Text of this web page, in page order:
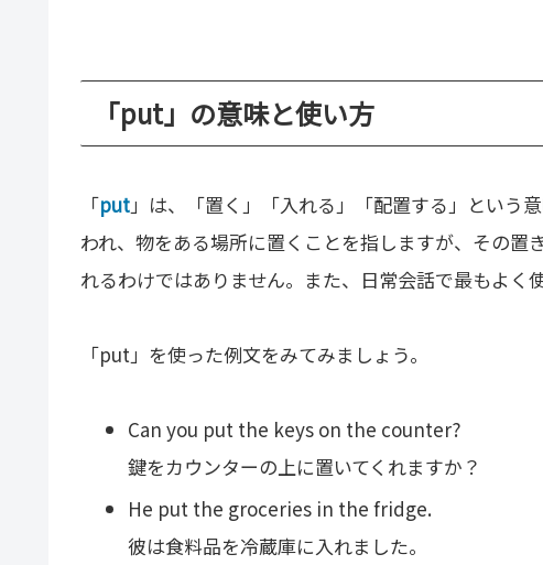
「put」の意味と使い方
「put」は、「置く」「入れる」「配置する」という
われ、物をある場所に置くことを指しますが、その
れるわけではありません。また、日常会話で最もよく
「put」を使った例文をみてみましょう。
Can you put the keys on the counter?
鍵をカウンターの上に置いてくれますか？
He put the groceries in the fridge.
彼は食料品を冷蔵庫に入れました。